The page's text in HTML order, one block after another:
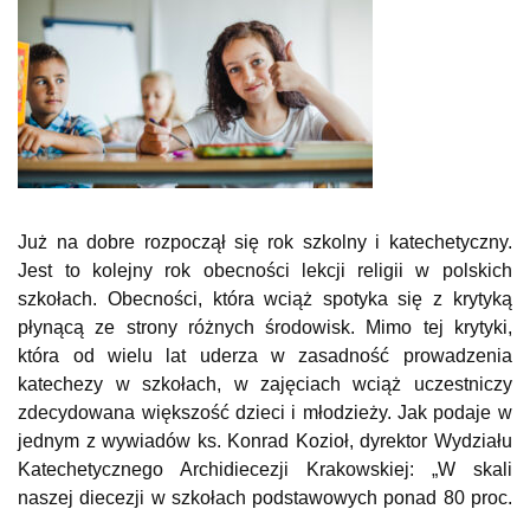
Już na dobre rozpoczął się rok szkolny i katechetyczny.
Jest to kolejny rok obecności lekcji religii w polskich
szkołach. Obecności, która wciąż spotyka się z krytyką
płynącą ze strony różnych środowisk. Mimo tej krytyki,
która od wielu lat uderza w zasadność prowadzenia
katechezy w szkołach, w zajęciach wciąż uczestniczy
zdecydowana większość dzieci i młodzieży. Jak podaje w
jednym z wywiadów ks. Konrad Kozioł, dyrektor Wydziału
Katechetycznego Archidiecezji Krakowskiej: „W skali
naszej diecezji w szkołach podstawowych ponad 80 proc.